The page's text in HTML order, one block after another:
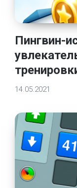
Пингвин-
14.05.2021